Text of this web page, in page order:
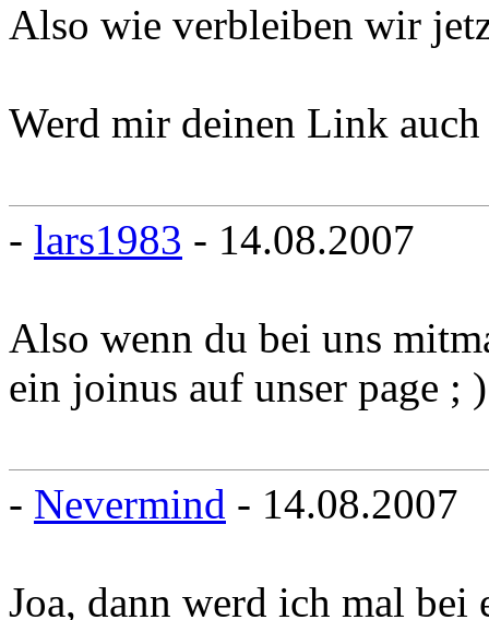
Also wie verbleiben wir
Werd mir deinen Link
- lars1983 - 14.08.2007
Also wenn du bei uns
ein joinus auf unser page ; )
- Nevermind - 14.08.2007
Joa, dann werd ich mal bei